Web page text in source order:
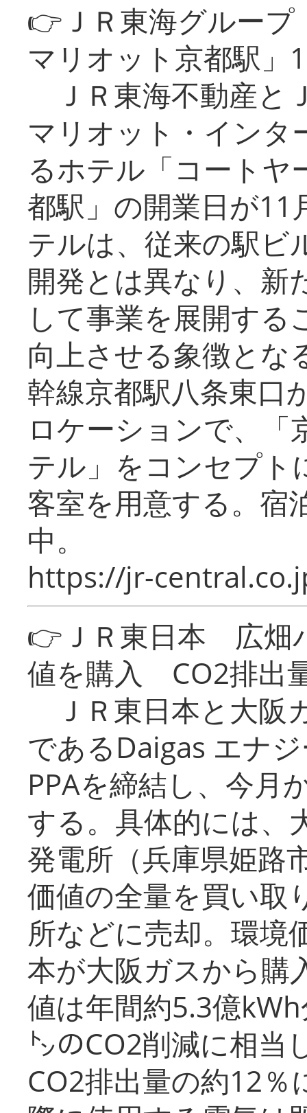
👉ＪＲ東海グルー
マリオット京都駅」
ＪＲ東海不動産と
マリオット・インタ
るホテル「コートヤ
都駅」の開業日が11
テルは、従来の駅ビ
開発とは異なり、新
して事業を展開する
向上させる象徴とな
幹線京都駅八条東口
ロケーションで、「
テル」をコンセプト
客室を用意する。宿
中。
https://jr-
👉ＪＲ東日本 広畑
値を購入 CO2排出
ＪＲ東日本と大阪
であるDaigas エナ
PPAを締結し、今月
する。具体的には、
発電所（兵庫県姫路
価値の全量を買い取
所などに売却。環境
本が大阪ガスから購
値は年間約5.3億
㌧のCO2削減に相当
CO2排出量の約12％